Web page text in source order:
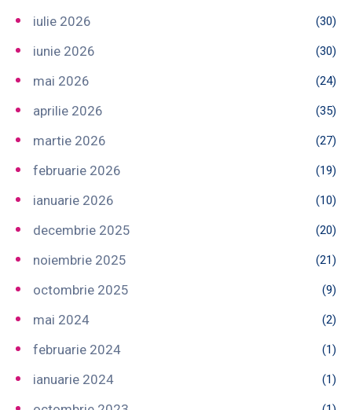
iulie 2026 (30)
iunie 2026 (30)
mai 2026 (24)
aprilie 2026 (35)
martie 2026 (27)
februarie 2026 (19)
ianuarie 2026 (10)
decembrie 2025 (20)
noiembrie 2025 (21)
octombrie 2025 (9)
mai 2024 (2)
februarie 2024 (1)
ianuarie 2024 (1)